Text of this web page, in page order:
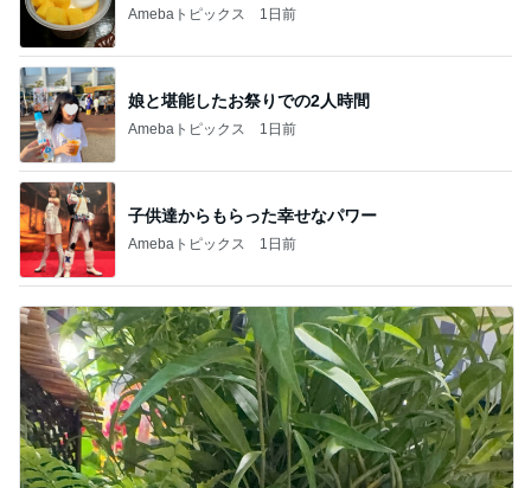
Amebaトピックス 1日前
娘と堪能したお祭りでの2人時間
Amebaトピックス 1日前
子供達からもらった幸せなパワー
Amebaトピックス 1日前